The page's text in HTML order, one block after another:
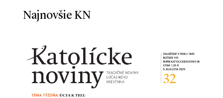
Najnovšie KN